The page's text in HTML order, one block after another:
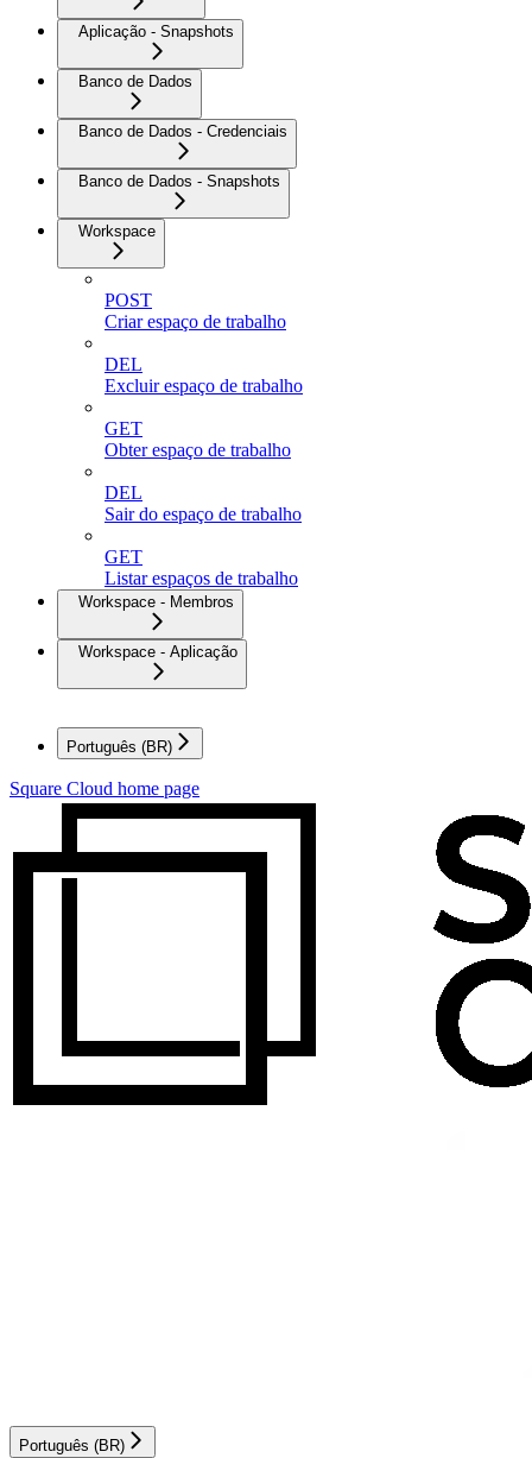
Aplicação - Snapshots
Banco de Dados
Banco de Dados - Credenciais
Banco de Dados - Snapshots
Workspace
POST
Criar espaço de trabalho
DEL
Excluir espaço de trabalho
GET
Obter espaço de trabalho
DEL
Sair do espaço de trabalho
GET
Listar espaços de trabalho
Workspace - Membros
Workspace - Aplicação
Português (BR)
Square Cloud home page
Português (BR)